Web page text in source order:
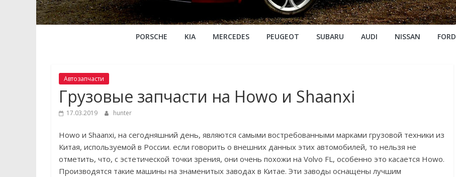
PORSCHE KIA MERCEDES PEUGEOT SUBARU AUDI NISSAN FORD
Автозапчасти
Грузовые запчасти на Howo и Shaanxi
17.03.2019 hunter
Howo и Shaanxi, на сегодняшний день, являются самыми востребованными марками грузовой техники из
Китая, используемой в России. если говорить о внешних данных этих автомобилей, то нельзя не
отметить, что, с эстетической точки зрения, они очень похожи на Volvo FL, особенно это касается Howo.
Производятся такие машины на знаменитых заводах в Китае. Эти заводы оснащены лучшим